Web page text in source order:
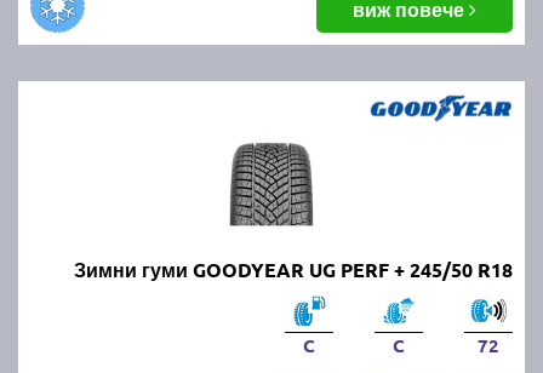
виж повече
Зимни гуми GOODYEAR UG PERF + 245/50 R18
C C 72